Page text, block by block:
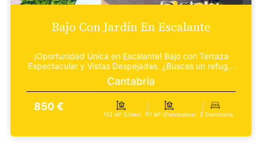
Bajo Con Jardín En Escalante
¡Oportunidad Única en Escalante! Bajo con Terraza
Espectacular y Vistas Despejadas. ¿Buscas un refugio
d...
Cantabria
850 €
102 M² (útiles) 111 M² (construidos) 2 Dormitorios